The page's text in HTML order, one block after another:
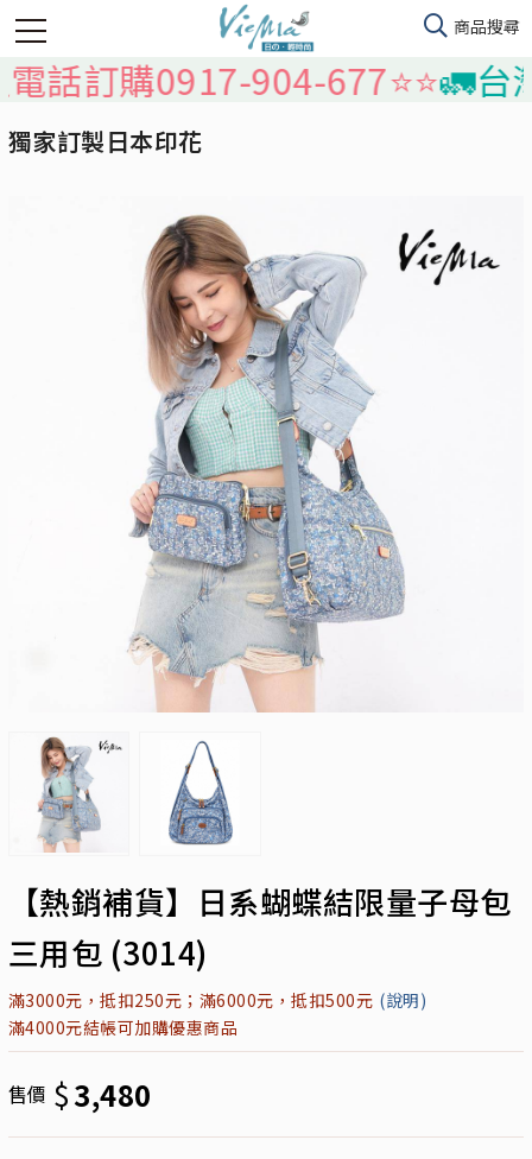
購0917-904-677⭐️⭐️🚛台灣本
獨家訂製日本印花
【熱銷補貨】日系蝴蝶結限量子母包
三用包 (3014)
滿3000元，抵扣250元；滿6000元，抵扣500元 (說明)
滿4000元結帳可加購優惠商品
售價 $3,480